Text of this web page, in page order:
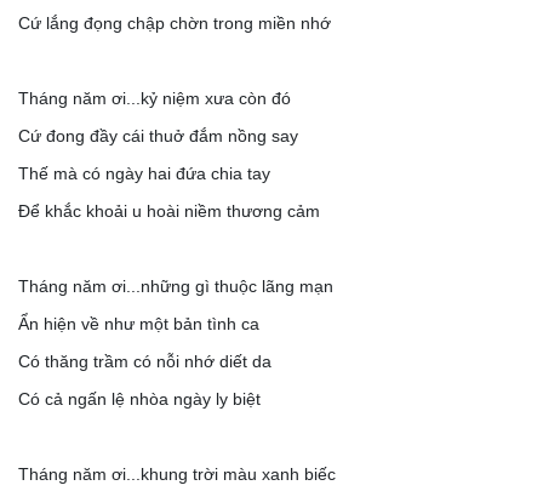
Cứ lắng đọng chập chờn trong miền nhớ
Tháng năm ơi...kỷ niệm xưa còn đó
Cứ đong đầy cái thuở đắm nồng say
Thế mà có ngày hai đứa chia tay
Để khắc khoải u hoài niềm thương cảm
Tháng năm ơi...những gì thuộc lãng mạn
Ẩn hiện về như một bản tình ca
Có thăng trầm có nỗi nhớ diết da
Có cả ngấn lệ nhòa ngày ly biệt
Tháng năm ơi...khung trời màu xanh biếc